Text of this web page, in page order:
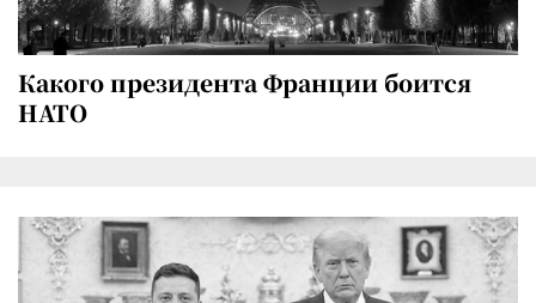
Какого президента Франции боится
НАТО